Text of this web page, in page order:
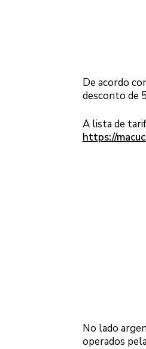
De acordo
desconto de
A lista de
https://
No lado
operados